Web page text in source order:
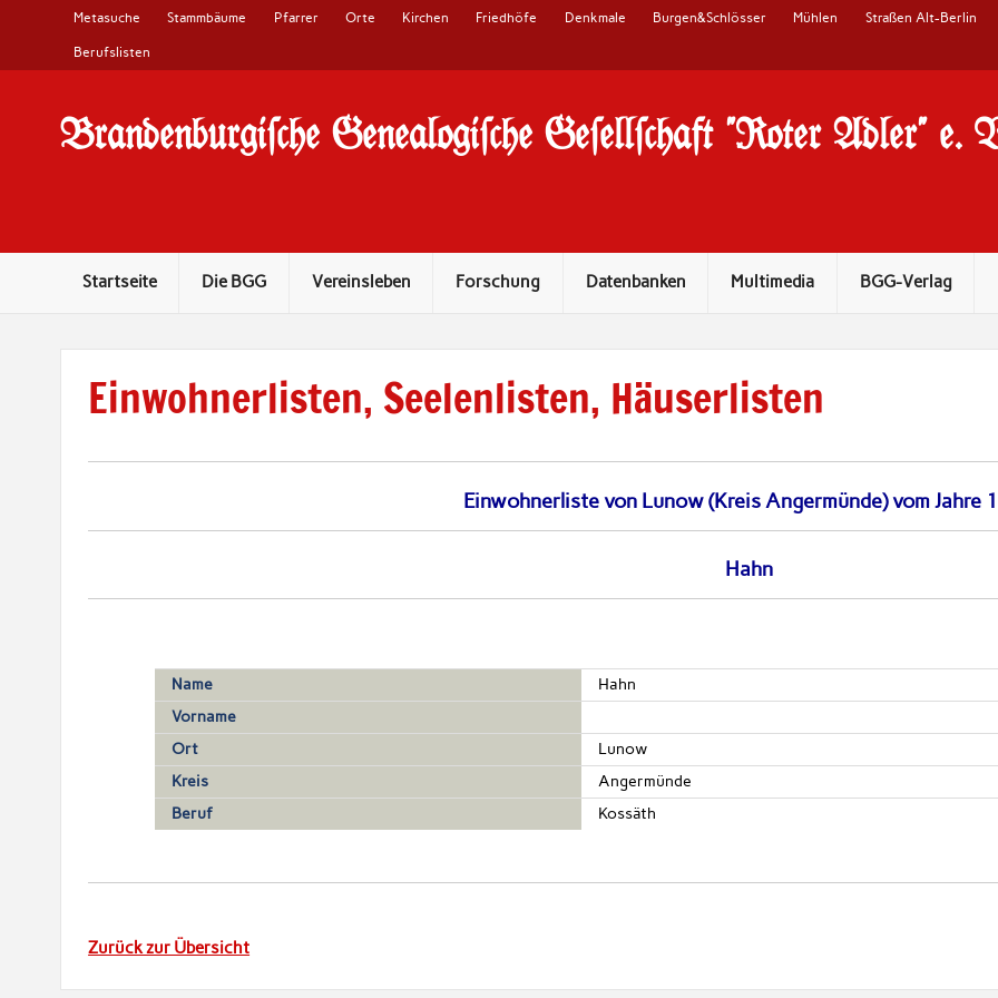
Metasuche Stammbäume Pfarrer Orte Kirchen Friedhöfe Denkmale Burgen&Schlösser Mühlen Straßen Alt-Berlin
Berufslisten
Brandenburgi#che Genealogi#che Ge#ell#chaft "Roter Adler" e.
Startseite Die BGG Vereinsleben Forschung Datenbanken Multimedia BGG-Verlag
Einwohnerlisten, Seelenlisten, Häuserlisten
Einwohnerliste von Lunow (Kreis Angermünde) vom Jahre
Hahn
Name
Hahn
Vorname
Ort
Lunow
Kreis
Angermünde
Beruf
Kossäth
Zurück zur Übersicht